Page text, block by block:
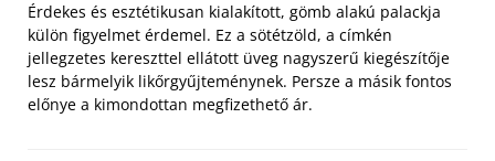
Érdekes és esztétikusan kialakított, gömb alakú palackja
külön figyelmet érdemel. Ez a sötétzöld, a címkén
jellegzetes kereszttel ellátott üveg nagyszerű kiegészítője
lesz bármelyik likőrgyűjteménynek. Persze a másik fontos
előnye a kimondottan megfizethető ár.